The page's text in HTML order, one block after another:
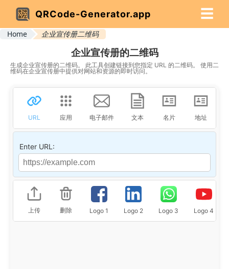
QRCode-Generator.app ☰
Home 企业宣传册二维码
企业宣传册的二维码
生成企业宣传册的二维码。 此工具创建链接到您指定 URL 的二维码。 使用二
维码在企业宣传册中提供对网站和资源的即时访问。
URL 应用 电子邮件 文本 名片 地址
Enter URL:
上传 删除 Logo 1 Logo 2 Logo 3 Logo 4